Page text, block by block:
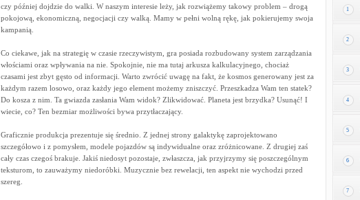
czy później dojdzie do walki. W naszym interesie leży, jak rozwiążemy takowy problem – drogą
pokojową, ekonomiczną, negocjacji czy walką. Mamy w pełni wolną rękę, jak pokierujemy swoja
kampanią.
Co ciekawe, jak na strategię w czasie rzeczywistym, gra posiada rozbudowany system zarządzania
włościami oraz wpływania na nie. Spokojnie, nie ma tutaj arkusza kalkulacyjnego, chociaż
czasami jest zbyt gęsto od informacji. Warto zwrócić uwagę na fakt, że kosmos generowany jest za
każdym razem losowo, oraz każdy jego element możemy zniszczyć. Przeszkadza Wam ten statek?
Do kosza z nim. Ta gwiazda zasłania Wam widok? Zlikwidować. Planeta jest brzydka? Usunąć! I
wiecie, co? Ten bezmiar możliwości bywa przytłaczający.
Graficznie produkcja prezentuje się średnio. Z jednej strony galaktykę zaprojektowano
szczegółowo i z pomysłem, modele pojazdów są indywidualne oraz zróżnicowane. Z drugiej zaś
cały czas czegoś brakuje. Jakiś niedosyt pozostaje, zwłaszcza, jak przyjrzymy się poszczególnym
teksturom, to zauważymy niedoróbki. Muzycznie bez rewelacji, ten aspekt nie wychodzi przed
szereg.
1
2
3
4
5
6
7